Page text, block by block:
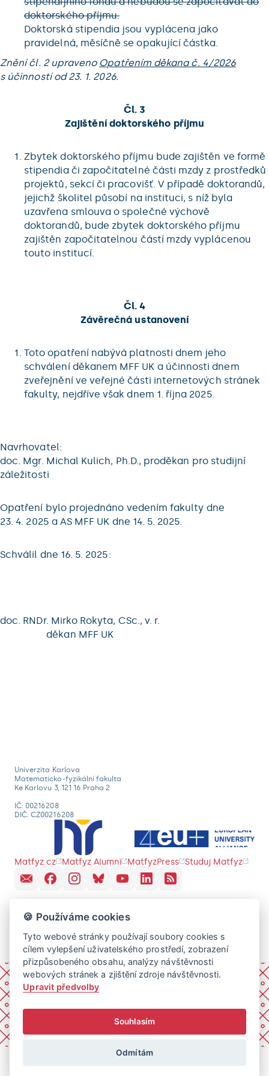
doktorského příjmu.
Doktorská stipendia jsou vyplácena jako
pravidelná, měsíčně se opakující částka.
Znění čl. 2 upraveno Opatřením děkana č. 4/2026
s účinností od 23. 1. 2026.
Čl. 3
Zajištění doktorského příjmu
Zbytek doktorského příjmu bude zajištěn ve formě
stipendia či započitatelné části mzdy z prostředků
projektů, sekcí či pracovišť. V případě doktorandů,
jejichž školitel působí na instituci, s níž byla
uzavřena smlouva o společné výchově
doktorandů, bude zbytek doktorského příjmu
zajištěn započitatelnou částí mzdy vyplácenou
touto institucí.
Čl. 4
Závěrečná ustanovení
Toto opatření nabývá platnosti dnem jeho
schválení děkanem MFF UK a účinnosti dnem
zveřejnění ve veřejné části internetových stránek
fakulty, nejdříve však dnem 1. října 2025.
Navrhovatel:
doc. Mgr. Michal Kulich, Ph.D., proděkan pro studijní
záležitosti
Opatření bylo projednáno vedením fakulty dne
23. 4. 2025 a AS MFF UK dne 14. 5. 2025.
Schválil dne 16. 5. 2025:
doc. RNDr. Mirko Rokyta, CSc., v. r.
děkan MFF UK
Univerzita Karlova
Matematicko-fyzikální fakulta
Ke Karlovu 3, 121 16 Praha 2
IČ: 00216208
DIČ: CZ00216208
Matfyz.cz Matfyz Alumni MatfyzPress Studuj Matfyz
🍪 Používáme cookies
Tyto webové stránky používají soubory cookies s
cílem vylepšení uživatelského prostředí, zobrazení
přizpůsobeného obsahu, analýzy návštěvnosti
webových stránek a zjištění zdroje návštěvnosti.
Upravit předvolby
Souhlasím
Odmítám